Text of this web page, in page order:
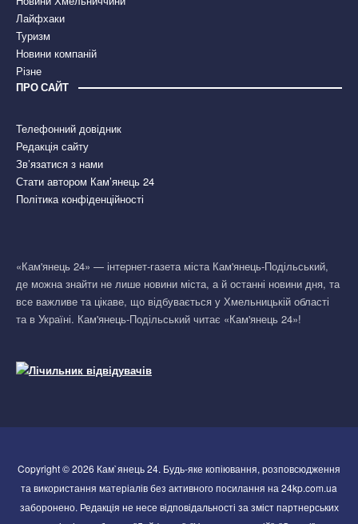
Лайфхаки
Туризм
Новини компаній
Різне
ПРО САЙТ
Телефонний довідник
Редакція сайту
Зв’язатися з нами
Стати автором Кам’янець 24
Політика конфіденційності
«Кам'янець 24» — інтернет-газета міста Кам'янець-Подільський,
де можна знайти не лише новини міста, а й останні новини дня, та
все важливе та цікаве, що відбувається у Хмельницькій області
та в Україні. Кам'янець-Подільський читає «Кам'янець 24»!
Copyright © 2026 Кам`янець 24. Будь-яке копіювання, розповсюдження
та використання матеріалів без активного посилання на 24kp.com.ua
заборонено. Редакція не несе відповідальності за зміст партнерських